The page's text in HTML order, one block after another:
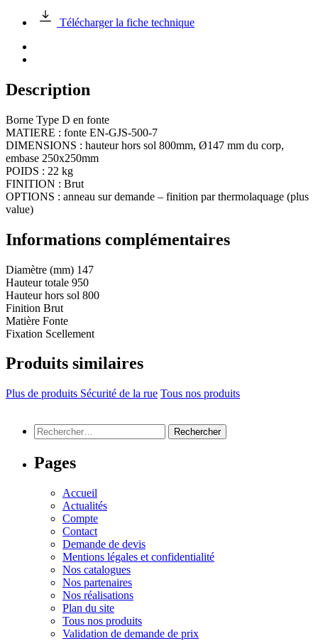
fonte
Télécharger la fiche technique
Description
Borne Type D en fonte
MATIERE : fonte EN-GJS-500-7
DIMENSIONS : hauteur hors sol 800mm, Ø147 mm du corp,
embase 250x250mm
POIDS : 22 kg
FINITION : Brut
OPTIONS : anneau sur demande – finition par thermolaquage (plus
value)
Informations complémentaires
Diamètre (mm) 147
Hauteur totale 950
Hauteur hors sol 800
Finition Brut
Matière Fonte
Fixation Scellement
Produits similaires
Plus de produits Sécurité de la rue Tous nos produits
Rechercher :
Pages
Accueil
Actualités
Compte
Contact
Demande de devis
Mentions légales et confidentialité
Nos catalogues
Nos partenaires
Nos réalisations
Plan du site
Tous nos produits
Validation de demande de prix